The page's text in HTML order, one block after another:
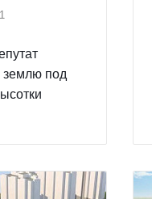
землю под